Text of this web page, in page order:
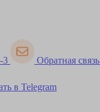
3 Обратная связь
в Telegram